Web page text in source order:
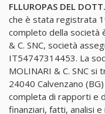
FLLUROPAS DEL
che è stata registrata
completo della società
& C. SNC, società
IT54747314453. La
MOLINARI & C. SNC si
24040 Calvenzano
completa di rapporti e
finanziari, fatti, analisi